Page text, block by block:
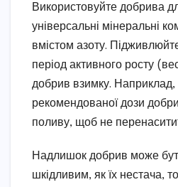
Використовуйте добрива
універсальні мінеральні
вмістом азоту.
період активного росту
добрив взимку. Наприклад,
рекомендованої дози
поливу, щоб не
Надлишок добрив може
шкідливим, як їх нестача,